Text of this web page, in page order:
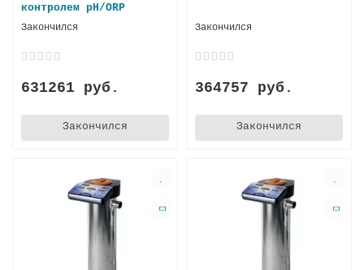
контролем pH/ORP
Закончился
631261 руб.
Закончился
Закончился
364757 руб.
Закончился